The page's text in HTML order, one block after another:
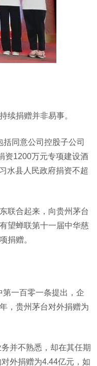
续捐赠并非易事。
同意公司控股子公司
资1200万元专项建设酒
水县人民政府捐资不超
联合起来，向贵州茅台
望蝉联第十一届中华慈
捐赠。
第一百零一条提出，企
，贵州茅台对外捐赠为
并不熟悉，却在其任期
外捐赠为4.44亿元，如